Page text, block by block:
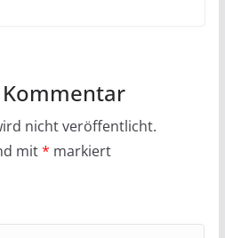
nicht veröffentlicht.
mit* markiert